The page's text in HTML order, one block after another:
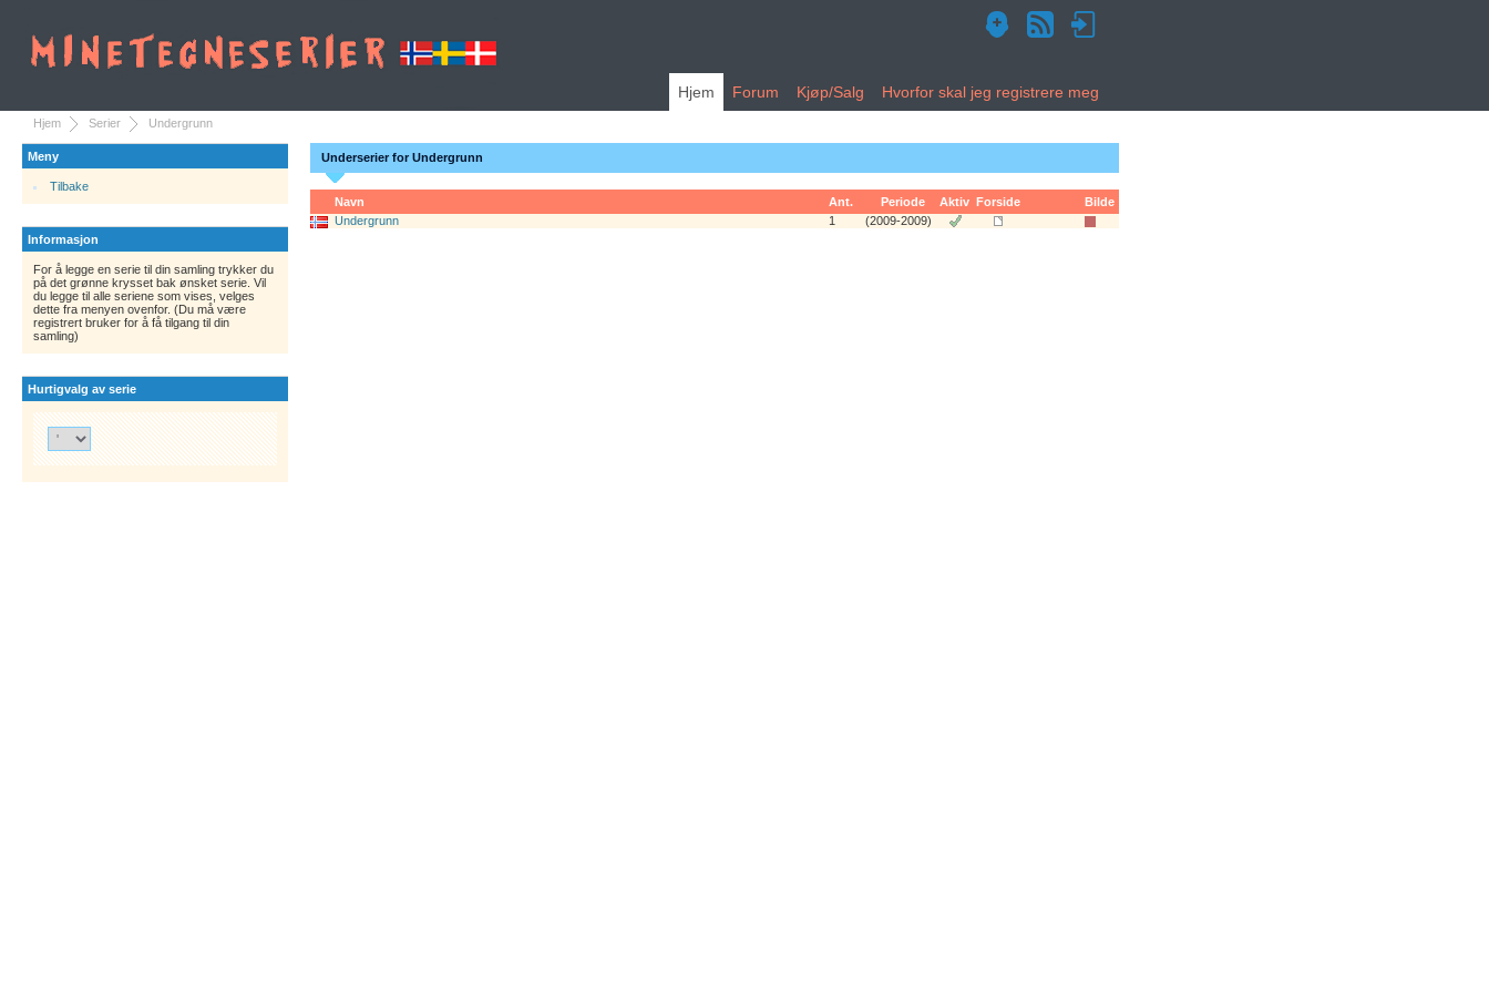
Hjem Forum Kjøp/Salg Hvorfor skal jeg registrere meg
Hjem Serier Undergrunn
Meny
Tilbake
Informasjon
For å legge en serie til din samling trykker du
på det grønne krysset bak ønsket serie. Vil
du legge til alle seriene som vises, velges
dette fra menyen ovenfor. (Du må være
registrert bruker for å få tilgang til din
samling)
Hurtigvalg av serie
Underserier for Undergrunn
Navn Ant. Periode Aktiv Forside
Bilde
Undergrunn
1 (2009-2009)